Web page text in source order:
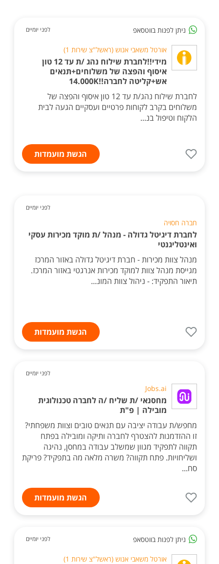
ניתן לפנות בווטסאפ לפני יומיים
אורטל משאבי אנוש (ראשל"צ שירות 1)
מידי!!לחברת שילוח נהג /ת עד 12 טון
איסוף והפצה של משלוחים+תנאים
אש+קליטה לחברה!!14.000K
לחברת שילוח נהג/ת עד 12 טון איסוף והפצה של
משלוחים בקרב לקוחות פרטיים ועסקיים הגעה לבית
הלקוח וטיפול בנ...
הגשת מועמדות
לפני יומיים
חברה חסויה
לחברת דיגיטל גדולה - מנהל /ת מוקד מכירות עסקי
ואינטליגנטי
מנהל צוות מכירות - חברת דיגיטל גדולה באזור המרכז
מגייסת מנהל צוות למוקד מכירות אנרגטי באזור המרכז.
תיאור התפקיד: - ניהול צוות המונ...
הגשת מועמדות
לפני יומיים
Jobs.ai
מחסנאי /ת שליח /ה לחברה טכנולוגית
מובילה | פ"ת
מחפש/ת עבודה יציבה עם תנאים טובים וצוות משפחתי?
זו ההזדמנות להצטרף לחברה ותיקה ומובילה בפתח
תקווה לתפקיד מגוון שמשלב עבודה במחסן, נהיגה
ושליחויות. פתח תקווה? משרה מלאה מה בתפקיד? פריקת
סח...
הגשת מועמדות
ניתן לפנות בווטסאפ לפני יומיים
אורטל משאבי אנוש (ראשל"צ שירות 1)